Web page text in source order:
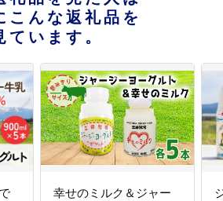
こんな返礼品を
ています。
幸せのミルク＆ジャー